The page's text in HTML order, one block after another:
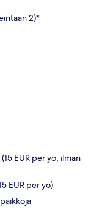
2)*
EUR per yö; ilman
EUR per yö)